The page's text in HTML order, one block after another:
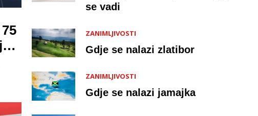
se vadi
ZANIMLJIVOSTI
Gdje se nalazi zlatibor
ZANIMLJIVOSTI
Gdje se nalazi jamajka